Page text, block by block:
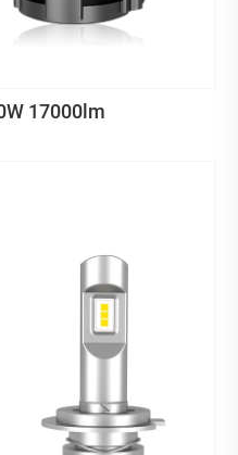
17000lm